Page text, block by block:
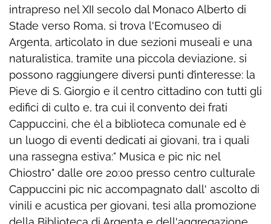
intrapreso nel XII secolo dal Monaco Alberto di
Stade verso Roma, si trova l'Ecomuseo di
Argenta, articolato in due sezioni museali e una
naturalistica, tramite una piccola deviazione, si
possono raggiungere diversi punti d’interesse: la
Pieve di S. Giorgio e il centro cittadino con tutti gli
edifici di culto e, tra cui il convento dei frati
Cappuccini, che èl a biblioteca comunale ed è
un luogo di eventi dedicati ai giovani, tra i quali
una rassegna estiva:" Musica e pic nic nel
Chiostro" dalle ore 20:00 presso centro culturale
Cappuccini pic nic accompagnato dall' ascolto di
vinili e acustica per giovani, tesi alla promozione